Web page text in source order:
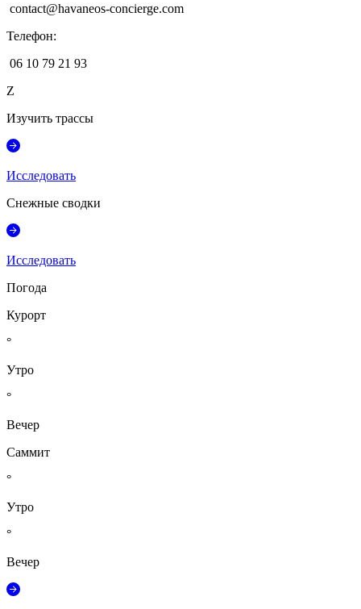
contact@havaneos-concierge.com
Телефон:
06 10 79 21 93
Z
Изучить трассы
Исследовать
Снежные сводки
Исследовать
Погода
Курорт
°
Утро
°
Вечер
Саммит
°
Утро
°
Вечер